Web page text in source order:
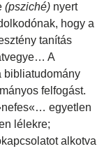
(psziché) nyert
hogy a
tanítás
A
bibliatudomány
felfogást.
egyetlen
lélekre;
alkotva